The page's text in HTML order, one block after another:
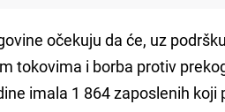
očekuju da će, uz
tokovima i borba protiv
imala 1 864 zaposlenih